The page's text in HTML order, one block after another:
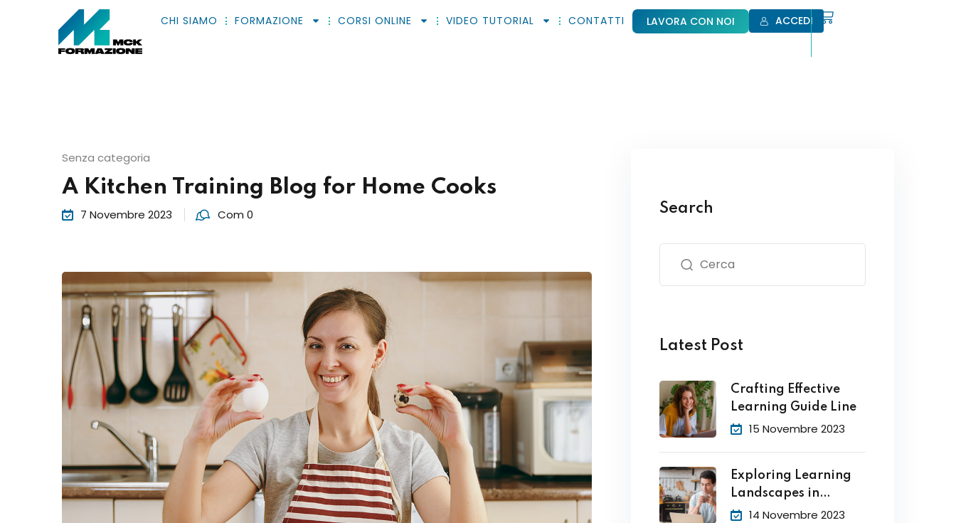
CHI SIAMO FORMAZIONE CORSI ONLINE VIDEO TUTORIAL CONTATTI LAVORA CON NOI ACCEDI
Senza categoria
A Kitchen Training Blog for Home Cooks
7 Novembre 2023 Com 0 Search
Latest Post
Crafting Effective
Learning Guide Line
15 Novembre 2023
Exploring Learning
Landscapes in
Academic
14 Novembre 2023
Sign in
Remember me Lost your password?